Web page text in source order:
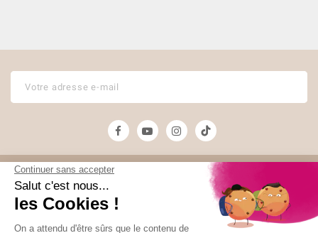
(12 avis)
Unami Commander
Livraison